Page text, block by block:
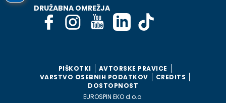
DRUŽABNA OMREŽJA
PIŠKOTKI
AVTORSKE PRAVICE
VARSTVO OSEBNIH PODATKOV
CREDITS
DOSTOPNOST
EUROSPIN EKO d.o.o.